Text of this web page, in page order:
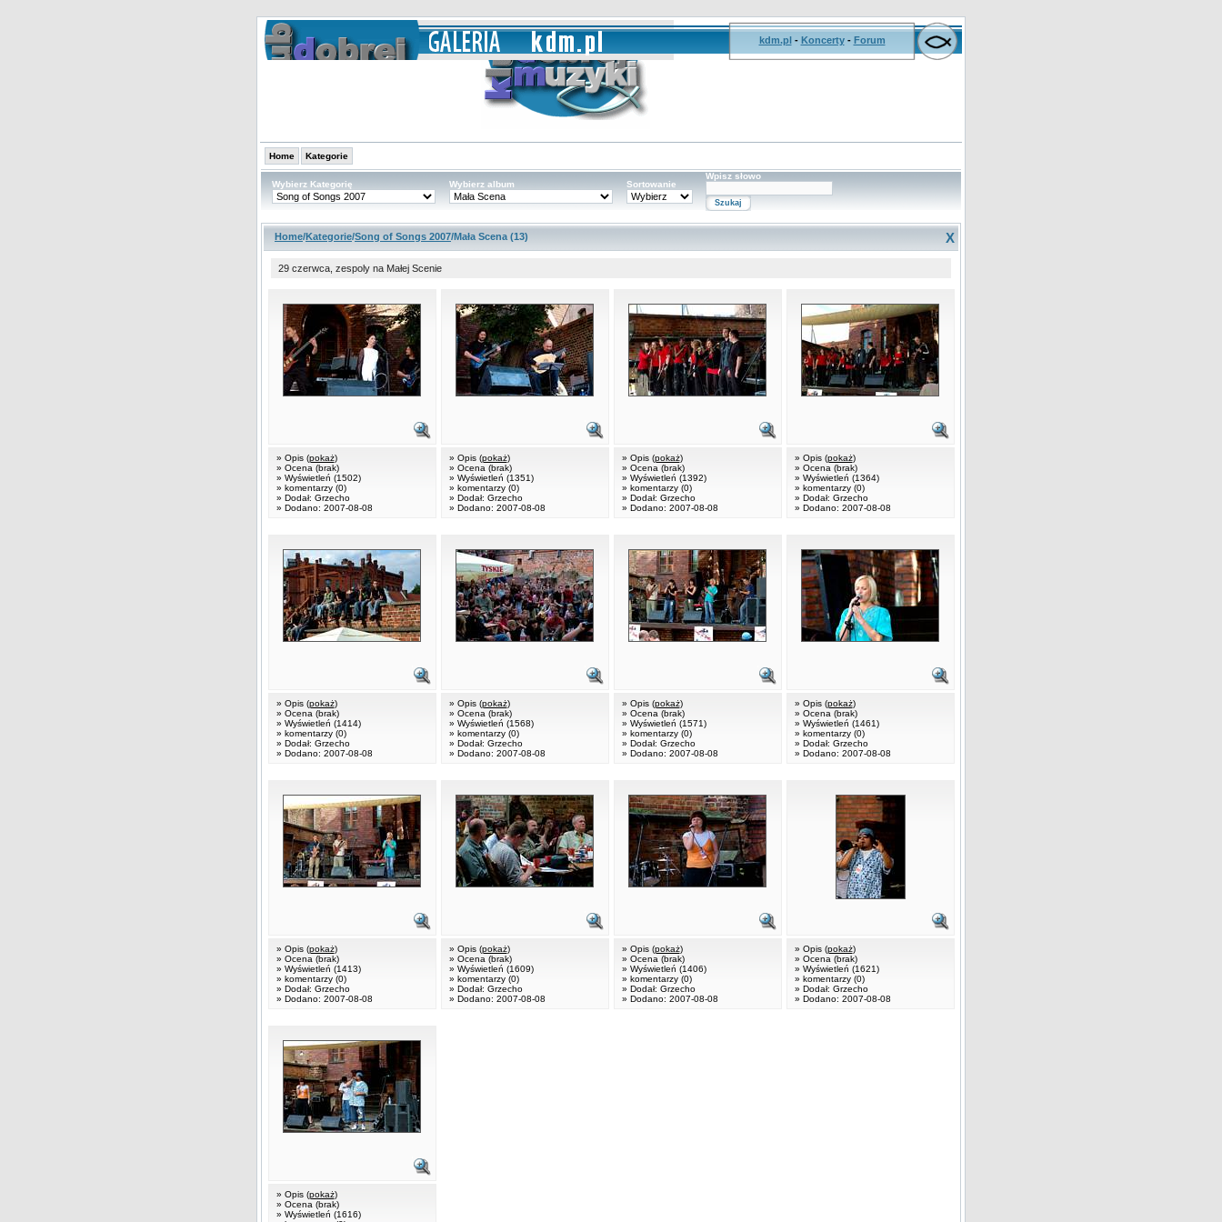
kdm.pl- Koncerty- Forum
Home Kategorie
Wybierz Kategorię Wybierz album Sortowanie
Wpisz słowo
Home/Kategorie/Song of Songs 2007/Mała Scena (13) X
29 czerwca, zespoly na Małej Scenie
» Opis (pokaż)
» Ocena (brak)
» Wyświetleń (1502)
» komentarzy (0)
» Dodał: Grzecho
» Dodano: 2007-08-08
» Opis (pokaż)
» Ocena (brak)
» Wyświetleń (1351)
» komentarzy (0)
» Dodał: Grzecho
» Dodano: 2007-08-08
» Opis (pokaż)
» Ocena (brak)
» Wyświetleń (1392)
» komentarzy (0)
» Dodał: Grzecho
» Dodano: 2007-08-08
» Opis (pokaż)
» Ocena (brak)
» Wyświetleń (1364)
» komentarzy (0)
» Dodał: Grzecho
» Dodano: 2007-08-08
» Opis (pokaż)
» Ocena (brak)
» Wyświetleń (1414)
» komentarzy (0)
» Dodał: Grzecho
» Dodano: 2007-08-08
» Opis (pokaż)
» Ocena (brak)
» Wyświetleń (1568)
» komentarzy (0)
» Dodał: Grzecho
» Dodano: 2007-08-08
» Opis (pokaż)
» Ocena (brak)
» Wyświetleń (1571)
» komentarzy (0)
» Dodał: Grzecho
» Dodano: 2007-08-08
» Opis (pokaż)
» Ocena (brak)
» Wyświetleń (1461)
» komentarzy (0)
» Dodał: Grzecho
» Dodano: 2007-08-08
» Opis (pokaż)
» Ocena (brak)
» Wyświetleń (1413)
» komentarzy (0)
» Dodał: Grzecho
» Dodano: 2007-08-08
» Opis (pokaż)
» Ocena (brak)
» Wyświetleń (1609)
» komentarzy (0)
» Dodał: Grzecho
» Dodano: 2007-08-08
» Opis (pokaż)
» Ocena (brak)
» Wyświetleń (1406)
» komentarzy (0)
» Dodał: Grzecho
» Dodano: 2007-08-08
» Opis (pokaż)
» Ocena (brak)
» Wyświetleń (1621)
» komentarzy (0)
» Dodał: Grzecho
» Dodano: 2007-08-08
» Opis (pokaż)
» Ocena (brak)
» Wyświetleń (1616)